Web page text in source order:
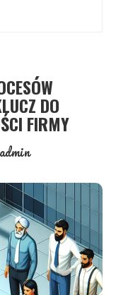
DO
FIRMY
admin